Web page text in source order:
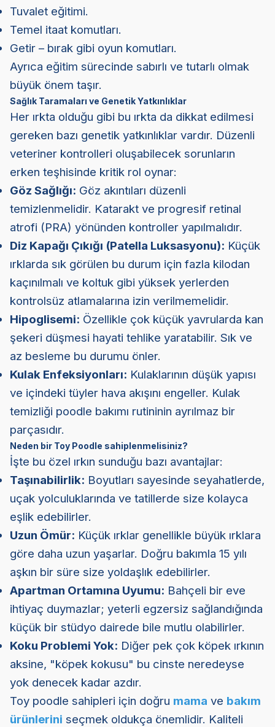
Tuvalet eğitimi.
Temel itaat komutları.
Getir – bırak gibi oyun komutları.
Ayrıca eğitim sürecinde sabırlı ve tutarlı olmak
büyük önem taşır.
Sağlık Taramaları ve Genetik Yatkınlıklar
Her ırkta olduğu gibi bu ırkta da dikkat edilmesi
gereken bazı genetik yatkınlıklar vardır. Düzenli
veteriner kontrolleri oluşabilecek sorunların
erken teşhisinde kritik rol oynar:
Göz Sağlığı: Göz akıntıları düzenli
temizlenmelidir. Katarakt ve progresif retinal
atrofi (PRA) yönünden kontroller yapılmalıdır.
Diz Kapağı Çıkığı (Patella Luksasyonu): Küçük
ırklarda sık görülen bu durum için fazla kilodan
kaçınılmalı ve koltuk gibi yüksek yerlerden
kontrolsüz atlamalarına izin verilmemelidir.
Hipoglisemi: Özellikle çok küçük yavrularda kan
şekeri düşmesi hayati tehlike yaratabilir. Sık ve
az besleme bu durumu önler.
Kulak Enfeksiyonları: Kulaklarının düşük yapısı
ve içindeki tüyler hava akışını engeller. Kulak
temizliği poodle bakımı rutininin ayrılmaz bir
parçasıdır.
Neden bir Toy Poodle sahiplenmelisiniz?
İşte bu özel ırkın sunduğu bazı avantajlar:
Taşınabilirlik: Boyutları sayesinde seyahatlerde,
uçak yolculuklarında ve tatillerde size kolayca
eşlik edebilirler.
Uzun Ömür: Küçük ırklar genellikle büyük ırklara
göre daha uzun yaşarlar. Doğru bakımla 15 yılı
aşkın bir süre size yoldaşlık edebilirler.
Apartman Ortamına Uyumu: Bahçeli bir eve
ihtiyaç duymazlar; yeterli egzersiz sağlandığında
küçük bir stüdyo dairede bile mutlu olabilirler.
Koku Problemi Yok: Diğer pek çok köpek ırkının
aksine, "köpek kokusu" bu cinste neredeyse
yok denecek kadar azdır.
Toy poodle sahipleri için doğru mama ve bakım
ürünlerini seçmek oldukça önemlidir. Kaliteli